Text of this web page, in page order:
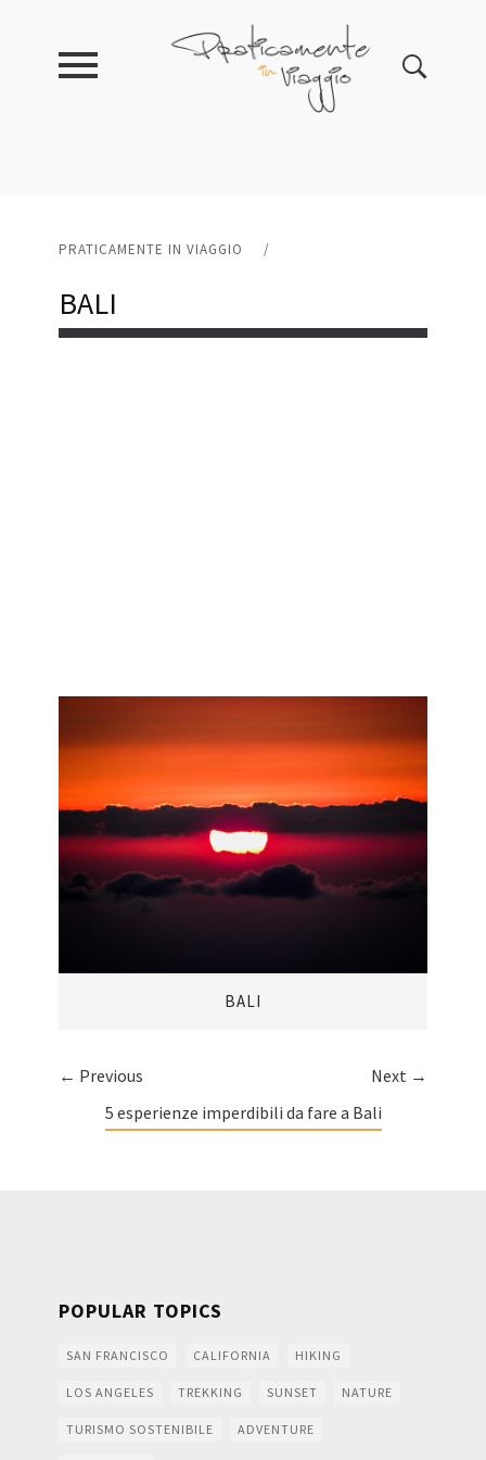
PRATICAMENTE IN VIAGGIO /
BALI
BALI
← Previous
Next →
5 esperienze imperdibili da fare a Bali
POPULAR TOPICS
SAN FRANCISCO CALIFORNIA HIKING
LOS ANGELES TREKKING SUNSET NATURE
TURISMO SOSTENIBILE ADVENTURE